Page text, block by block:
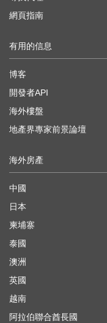
網頁指南
有用的信息
博客
開發者API
海外樓盤
地產界專家前景論壇
海外房產
中國
日本
柬埔寨
泰國
澳洲
英國
越南
阿拉伯聯合酋長國